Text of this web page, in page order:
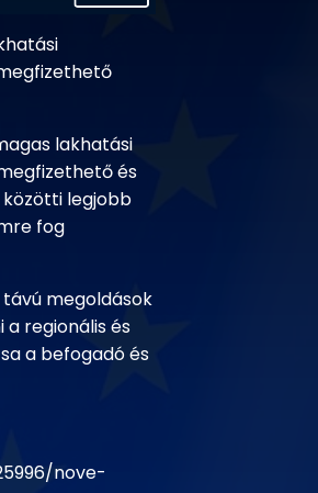
lakhatási
és
legjobb
fog
megoldások
a regionális és
a befogadó és
nove-